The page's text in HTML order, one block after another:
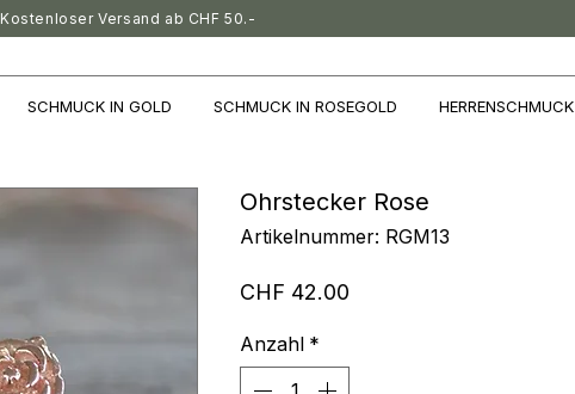
Kostenloser Versand ab CHF 50.-
SCHMUCK IN GOLD SCHMUCK IN ROSEGOLD HERRENSCHMUCK
Ohrstecker Rose
Artikelnummer: RGM13
CHF 42.00
Anzahl *